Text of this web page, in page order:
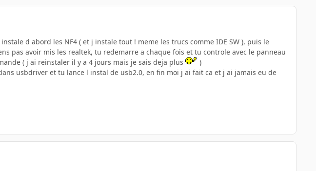
d abord les NF4 ( et j instale tout ! meme les trucs comme IDE SW ), puis le
pas avoir mis les realtek, tu redemarre a chaque fois et tu controle avec le panneau
( j ai reinstaler il y a 4 jours mais je sais deja plus
)
usbdriver et tu lance l instal de usb2.0, en fin moi j ai fait ca et j ai jamais eu de